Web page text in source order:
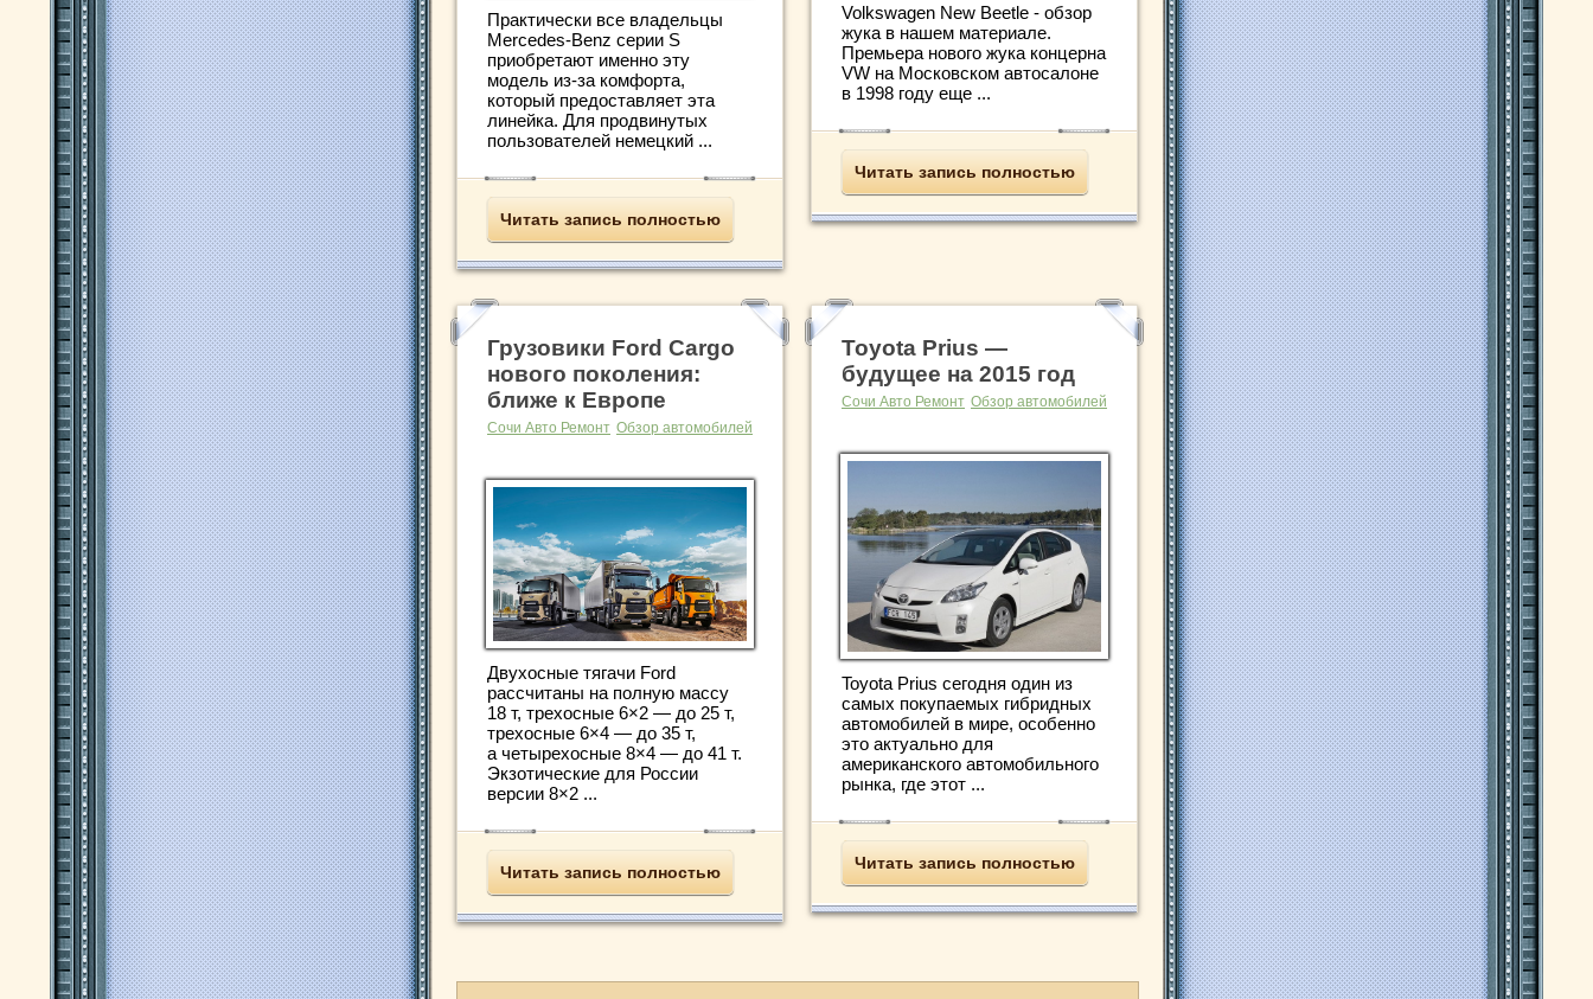
Практически все владельцы
Mercedes-Benz серии S
приобретают именно эту
модель из-за комфорта,
который предоставляет эта
линейка. Для продвинутых
пользователей немецкий ...
Читать запись полностью
Volkswagen New Beetle - обзор
жука в нашем материале.
Премьера нового жука концерна
VW на Московском автосалоне
в 1998 году еще ...
Читать запись полностью
Грузовики Ford Cargo
нового поколения:
ближе к Европе
Сочи Авто Ремонт Обзор автомобилей
Двухосные тягачи Ford
рассчитаны на полную массу
18 т, трехосные 6×2 — до 25 т,
трехосные 6×4 — до 35 т,
а четырехосные 8×4 — до 41 т.
Экзотические для России
версии 8×2 ...
Читать запись полностью
Toyota Prius —
будущее на 2015 год
Сочи Авто Ремонт Обзор автомобилей
Toyota Prius сегодня один из
самых покупаемых гибридных
автомобилей в мире, особенно
это актуально для
американского автомобильного
рынка, где этот ...
Читать запись полностью